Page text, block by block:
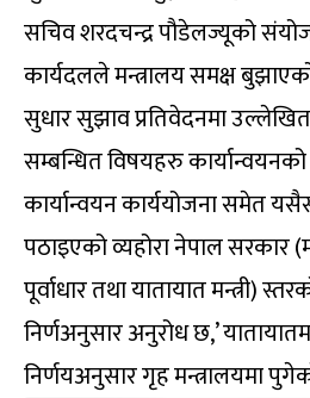
सचिव शरदचन्द्र पौडेलज्यूको
कार्यदलले मन्त्रालय समक्ष
सुधार सुझाव प्रतिवेदनमा
सम्बन्धित विषयहरु कार्यान्वयनको
कार्यान्वयन कार्ययोजना समेत
पठाइएको व्यहोरा नेपाल सरकार
पूर्वाधार तथा यातायात मन्त्री)
निर्णअनुसार अनुरोध छ,’
निर्णयअनुसार गृह मन्त्रालयमा